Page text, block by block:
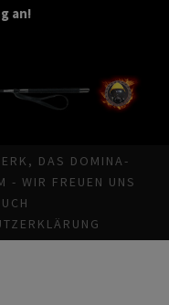
an!
DAS DOMINA-
- WIR FREUEN UNS